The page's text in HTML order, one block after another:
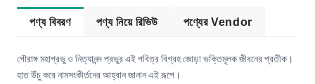
পণ্য বিবরণ পণ্য নিয়ে রিভিউ পণ্যের Vendor
গৌরাঙ্গ মহাপ্রভু ও নিত্যানন্দ প্রভুর এই পবিত্র বিগ্রহ জোড়া ভক্তিমূলক জীবনের প্রতীক।
হাত উঁচু করে নামসংকীর্তনের আহ্বান জানান এই রূপে।